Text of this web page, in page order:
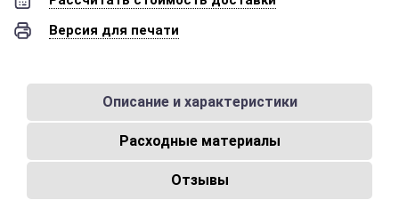
Версия для печати
Описание и характеристики
Расходные материалы
Отзывы